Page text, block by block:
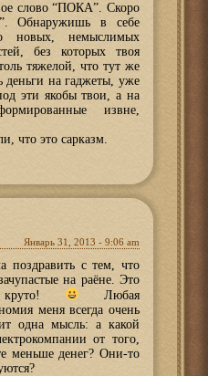
слово “ПОКА”. Скоро
Обнаружишь в себе
новых, немыслимых
без которых твоя
тяжелой, что тут же
деньги на гаджеты, уже
эти якобы твои, а на
извне,
что это сарказм.
Январь 31, 2013 - 9:06 am
поздравить с тем, что
на раёне. Это
круто!
Любая
меня всегда очень
одна мысль: а какой
от того,
меньше денег? Они-то